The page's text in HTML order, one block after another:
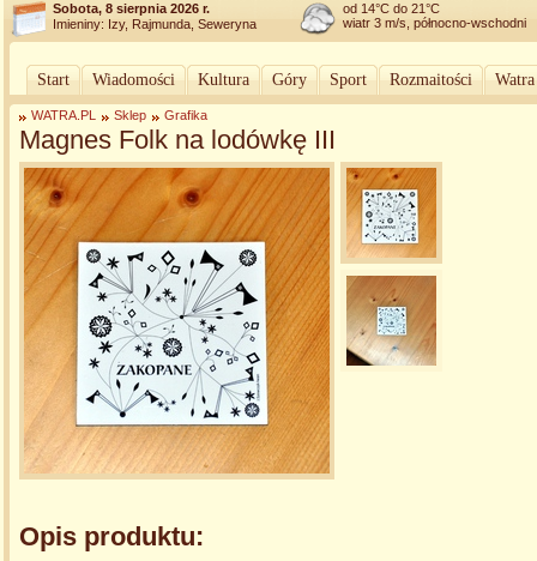
Sobota, 8 sierpnia 2026 r.
Imieniny: Izy, Rajmunda, Seweryna
od 14°C do 21°C
wiatr 3 m/s, północno-wschodni
Start Wiadomości Kultura Góry Sport Rozmaitości
WATRA.PL Sklep Grafika
Magnes Folk na lodówkę III
Opis produktu: